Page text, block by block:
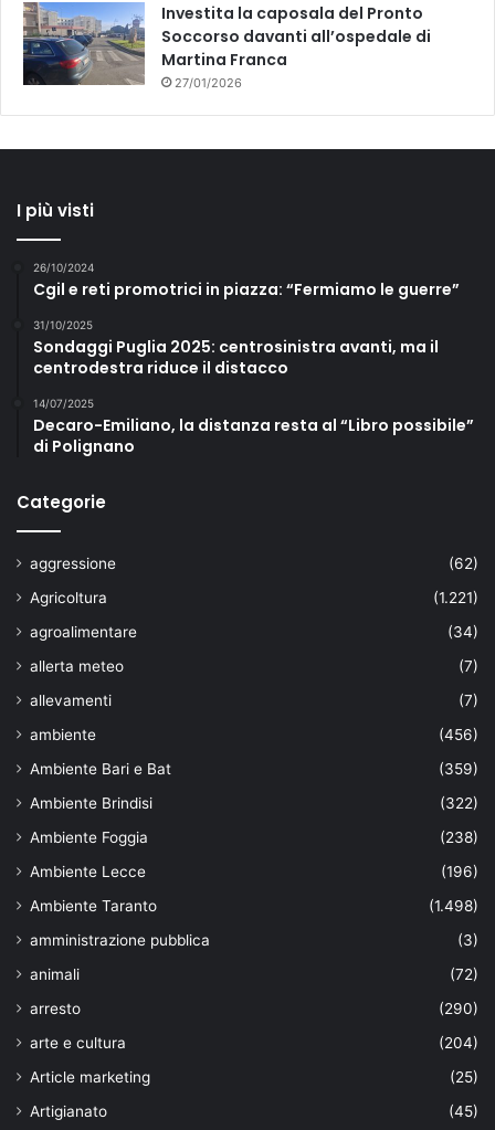
Investita la caposala del Pronto
Soccorso davanti all’ospedale di
Martina Franca
27/01/2026
I più visti
26/10/2024
Cgil e reti promotrici in piazza: “Fermiamo le guerre”
31/10/2025
Sondaggi Puglia 2025: centrosinistra avanti, ma il
centrodestra riduce il distacco
14/07/2025
Decaro-Emiliano, la distanza resta al “Libro possibile”
di Polignano
Categorie
aggressione
(62)
Agricoltura
(1.221)
agroalimentare
(34)
allerta meteo
(7)
allevamenti
(7)
ambiente
(456)
Ambiente Bari e Bat
(359)
Ambiente Brindisi
(322)
Ambiente Foggia
(238)
Ambiente Lecce
(196)
Ambiente Taranto
(1.498)
amministrazione pubblica
(3)
animali
(72)
arresto
(290)
arte e cultura
(204)
Article marketing
(25)
Artigianato
(45)